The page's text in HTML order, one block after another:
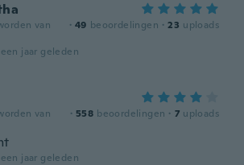
van
· 49 beoordelingen · 23 uploads
jaar geleden
van
· 558 beoordelingen · 7 uploads
jaar geleden